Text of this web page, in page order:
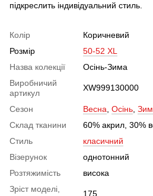
підкреслить індивідуальний стиль.
Колір
Коричневий
Розмір
50-52 XL
Назва колекції
Осінь-Зима
Виробничий
артикул
XW999130000
Сезон Весна Осінь
Склад тканини
60% акрил, 30%
Стиль
класичний
Візерунок
однотонний
Розтяжимість
висока
Зріст моделі,
175